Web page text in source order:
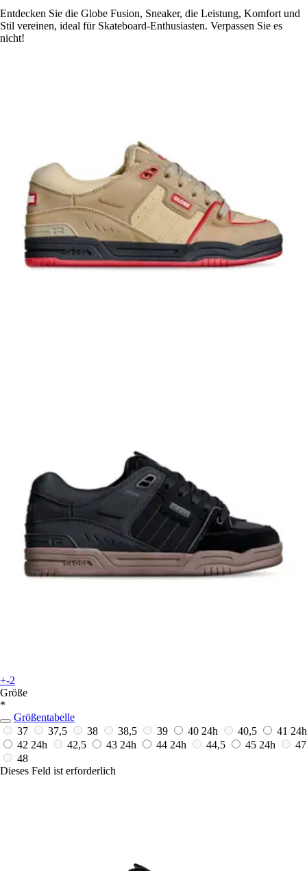
Entdecken Sie die Globe Fusion, Sneaker, die Leistung, Komfort und
Stil vereinen, ideal für Skateboard-Enthusiasten. Verpassen Sie es
nicht!
+-2
Größe
*
Größentabelle
37
37,5 38 38,5 39 40 24h 40,5 41 24h
42 24h 42,5 43 24h 44 24h 44,5 45 24h
47
48
Dieses Feld ist erforderlich